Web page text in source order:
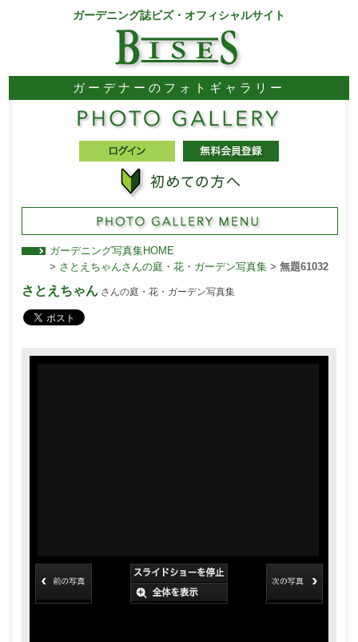
ガーデニング誌ビズ・オフィシャルサイト
ガーデナーのフォトギャラリー
ガーデニング写真集HOME
> さとえちゃんさんの庭・花・ガーデン写真集> 無題61032
さとえちゃんさんの庭・花・ガーデン写真集